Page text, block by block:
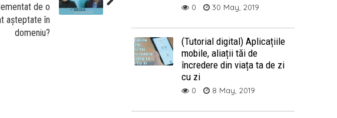
de o
așteptate în
domeniu?
0 30 May, 2019
(Tutorial digital) Aplicațiile
mobile, aliații tăi de
încredere din viața ta de zi
cu zi
0 8 May, 2019